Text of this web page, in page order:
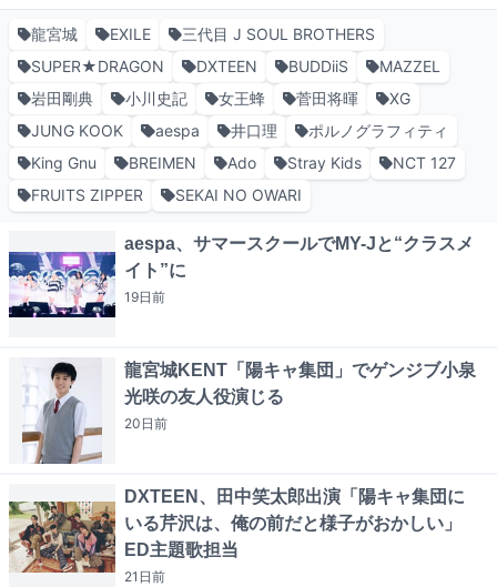
龍宮城 EXILE
三代目 J SOUL BROTHERS
SUPER★DRAGON
DXTEEN BUDDiiS
MAZZEL
岩田剛典
小川史記 女王蜂 菅田将暉
XG
JUNG KOOK
aespa 井口理
ポルノグラフィティ
King Gnu
BREIMEN Ado Stray Kids
NCT 127
FRUITS ZIPPER
SEKAI NO OWARI
aespa、サマースクールでMY-Jと“クラスメ
イト”に
19日前
龍宮城KENT「陽キャ集団」でゲンジブ小泉
光咲の友人役演じる
20日前
DXTEEN、田中笑太郎出演「陽キャ集団に
いる芹沢は、俺の前だと様子がおかしい」
ED主題歌担当
21日前